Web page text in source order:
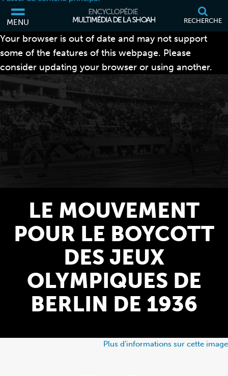
MENU RECHERCHE
Your browser is out of date and may not support
some of the features of this webpage. Please
consider updating your browser or using another.
Plus d'informations sur cette image
LE MOUVEMENT
POUR LE BOYCOTT
DES JEUX
OLYMPIQUES DE
BERLIN DE 1936